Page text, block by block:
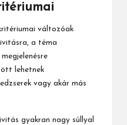
változóak
a téma
lehetnek
vagy akár más
gyakran nagy súllyal